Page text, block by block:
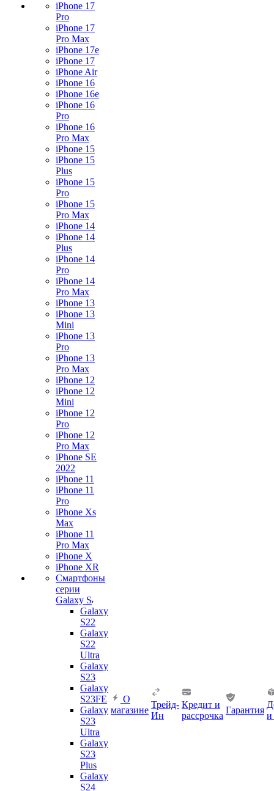
iPhone 17
Pro
iPhone 17
Pro Max
iPhone 17e
iPhone 17
iPhone Air
iPhone 16
iPhone 16e
iPhone 16
Pro
iPhone 16
Pro Max
iPhone 15
iPhone 15
Plus
iPhone 15
Pro
iPhone 15
Pro Max
iPhone 14
iPhone 14
Plus
iPhone 14
Pro
iPhone 14
Pro Max
iPhone 13
iPhone 13
Mini
iPhone 13
Pro
iPhone 13
Pro Max
iPhone 12
iPhone 12
Mini
iPhone 12
Pro
iPhone 12
Pro Max
iPhone SE
2022
iPhone 11
iPhone 11
Pro
iPhone Xs
Max
iPhone 11
Pro Max
iPhone X
iPhone XR
Смартфоны
серии
Galaxy S
Galaxy
S22
Galaxy
S22
Ultra
Galaxy
S23
Galaxy
S23FE
Galaxy
S23
Ultra
Galaxy
S23
Plus
Galaxy
S24
О
магазине
Трейд-
Ин
Кредит и
рассрочка
Гарантия
и